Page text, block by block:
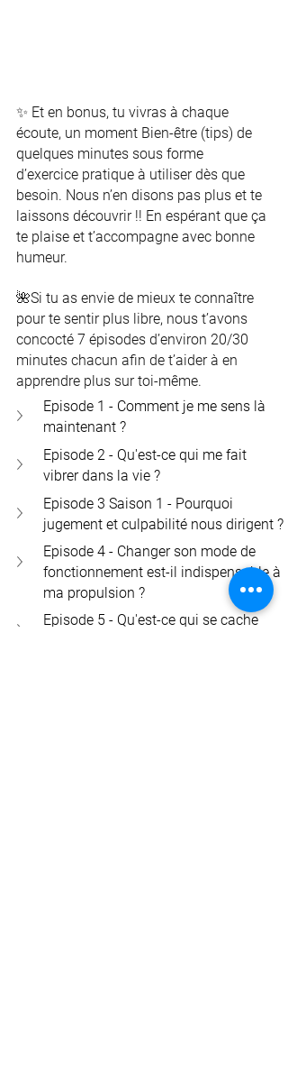
✨ Et en bonus, tu vivras à chaque
écoute, un moment Bien-être (tips) de
quelques minutes sous forme
d’exercice pratique à utiliser dès que
besoin. Nous n’en disons pas plus et te
laissons découvrir !! En espérant que ça
te plaise et t’accompagne avec bonne
humeur.
🌺Si tu as envie de mieux te connaître
pour te sentir plus libre, nous t’avons
concocté 7 épisodes d’environ 20/30
minutes chacun afin de t’aider à en
apprendre plus sur toi-même.
Episode 1 - Comment je me sens là
maintenant ?
Episode 2 - Qu'est-ce qui me fait
vibrer dans la vie ?
Episode 3 Saison 1 - Pourquoi
jugement et culpabilité nous dirigent ?
Episode 4 - Changer son mode de
fonctionnement est-il indispensable à
ma propulsion ?
Episode 5 - Qu'est-ce qui se cache